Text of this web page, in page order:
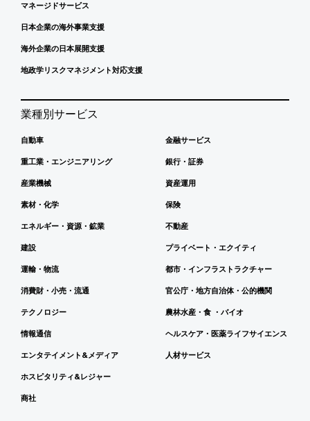
マネージドサービス
日本企業の海外事業支援
海外企業の日本展開支援
地政学リスクマネジメント対応支援
業種別サービス
自動車
重工業・エンジニアリング
産業機械
素材・化学
エネルギー・資源・鉱業
建設
運輸・物流
消費財・小売・流通
テクノロジー
情報通信
エンタテイメント&メディア
ホスピタリティ&レジャー
商社
金融サービス
銀行・証券
資産運用
保険
不動産
プライベート・エクイティ
都市・インフラストラクチャー
官公庁・地方自治体・公的機関
農林水産・食 ・バイオ
ヘルスケア・医薬ライフサイエンス
人材サービス